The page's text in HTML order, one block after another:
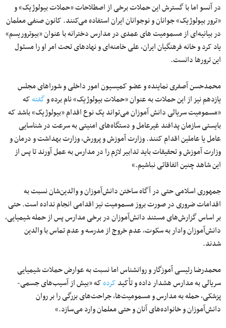
در آنسو اما با گسترش این حملات برخی از اصطلاحات «حملات بیولوژیک» و
«ترور بیولوژیک» جوانان و نوجوانان ایران استفاده می‌کنند. کانون صنفی معلمان
در بیانیه‌ای از مسمومیت های عمدی در مدارس دخترانه با عنوان «بیوتروریسم»
یاد کرد و خانه فرهنگیان ایران، علی خامنه‌ای و نهادهای تحت امر او را مسئول
این ترورها دانست.
محمدحسن آصفری نماینده و عضو کمیسیون امور داخلی و شوراهای مجلس
یازدهم نیز از این حملات به عنوان «حملات بیولوژیک» نام برده وگفتهکه
«مسمومیت سریالی دانش آموزان می‌تواند یک نوع اقدام «بیولوژیک» باشد که
بایستی سازمان پدافند غیرعامل و دستگاه‌های امنیتی به سرعت در شناسایی
عامل یا عاملین اقدام کنند. وزارت آموزش و پرورش، وزارت بهداشت و درمان و
وزارت آموزش و تحقیقات باید تدابیر لازم را در مدارس به عمل آورند تا پس از
این شاهد چنین اتفاقاتی نباشیم.»
جمهوری اسلامی حتی در آگاه‌ ساختن دانش‌آموزان و والدین‌شان نسبت به
اقدامات ضروری در صورت بروز مسمومیت نیز اقدامی انجام نداده است. حتی
بر اساس گزارش‌های مستند دانش‌آموزان در برخی مدارس پس از حمله شیمیایی،
دانش‌آموزان وادار به سکوت، عدم خروج از مدرسه و عدم تماس با والدین
شدند.
محمدرضا رئیسی آموزگار و روانشناس اما نسبت به عوارض حملات شیمیایی
سریالی به مدارس هشدار داده و تأکیدکردهکه «بیش از آسیب‌های جسمی-
پزشکی، حمله به مدارس و مسمومیت‌ها، جراحت‌های بزرگی را بر روان
دانش‌آموزان و خانواده‌های آنان و حتی معلمان وارد می‌سازد.»